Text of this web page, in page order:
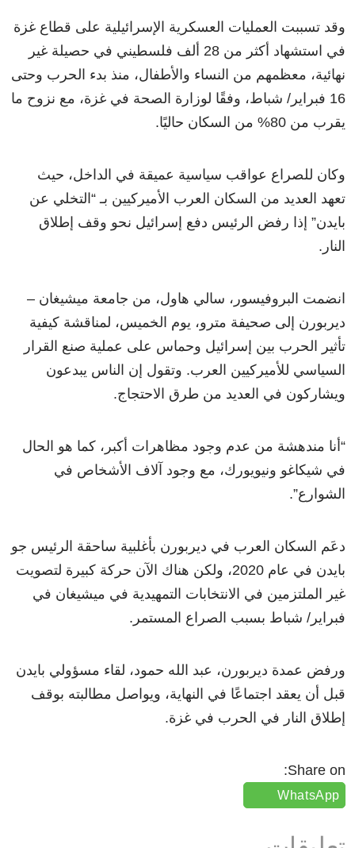
وقد تسببت العمليات العسكرية الإسرائيلية على قطاع غزة
في استشهاد أكثر من 28 ألف فلسطيني في حصيلة غير
نهائية، معظمهم من النساء والأطفال، منذ بدء الحرب وحتى
16 فبراير/ شباط، وفقًا لوزارة الصحة في غزة، مع نزوح ما
يقرب من 80% من السكان حاليًا.
وكان للصراع عواقب سياسية عميقة في الداخل، حيث
تعهد العديد من السكان العرب الأميركيين بـ “التخلي عن
بايدن” إذا رفض الرئيس دفع إسرائيل نحو وقف إطلاق
النار.
انضمت البروفيسور، سالي هاول، من جامعة ميشيغان –
ديربورن إلى صحيفة مترو، يوم الخميس، لمناقشة كيفية
تأثير الحرب بين إسرائيل وحماس على عملية صنع القرار
السياسي للأميركيين العرب. وتقول إن الناس يبدعون
ويشاركون في العديد من طرق الاحتجاج.
“أنا مندهشة من عدم وجود مظاهرات أكبر، كما هو الحال
في شيكاغو ونيويورك، مع وجود آلاف الأشخاص في
الشوارع”.
دعَم السكان العرب في ديربورن بأغلبية ساحقة الرئيس جو
بايدن في عام 2020، ولكن هناك الآن حركة كبيرة لتصويت
غير الملتزمين في الانتخابات التمهيدية في ميشيغان في
فبراير/ شباط بسبب الصراع المستمر.
ورفض عمدة ديربورن، عبد الله حمود، لقاء مسؤولي بايدن
قبل أن يعقد اجتماعًا في النهاية، ويواصل مطالبته بوقف
إطلاق النار في الحرب في غزة.
Share on:
WhatsApp